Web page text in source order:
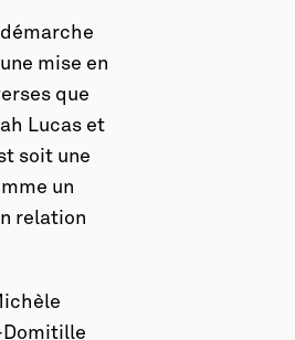
mise en
que
Lucas et
soit une
un
relation
Domitille